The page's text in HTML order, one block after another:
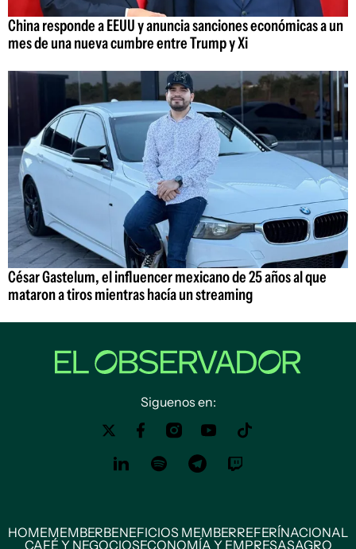
China responde a EEUU y anuncia sanciones económicas a un
mes de una nueva cumbre entre Trump y Xi
César Gastelum, el influencer mexicano de 25 años al que
mataron a tiros mientras hacía un streaming
Siguenos en:
HOMEMEMBERBENEFICIOS MEMBERREFERÍNACIONAL
CAFÉ Y NEGOCIOSECONOMÍA Y EMPRESASAGRO